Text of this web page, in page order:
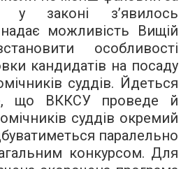
у законі з’явилось
можливість Вищій
особливості
кандидатів на посаду
суддів. Йдеться
що ВККСУ проведе й
суддів окремий
паралельно
конкурсом. Для